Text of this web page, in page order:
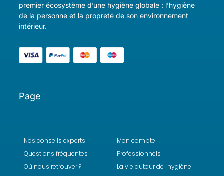
premier écosystème d’une hygiène globale : l’hygiène
de la personne et la propreté de son environnement
intérieur.
Page
Nos conseils experts
Questions fréquentes
Où nous retrouver ?
Mon compte
Professionnels
La vie autour de l'hygiéne